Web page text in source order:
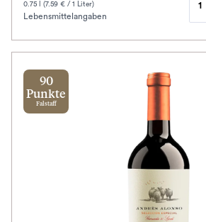
0.75 l (7.59 € / 1 Liter)
Lebensmittelangaben
1
90
Punkte
Falstaff